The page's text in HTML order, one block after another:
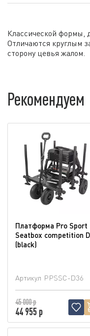
Классической формы,
Отличаются круглым
сторону цевья жалом.
Рекомендуем
Платформа Pro Sport
Seatbox competition
(blaсk)
Артикул PPSSC-D36
45 000 р
44 955 р